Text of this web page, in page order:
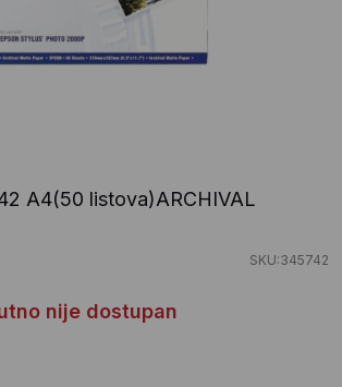
A4(50 listova)ARCHIVAL
SKU:345742
nije dostupan